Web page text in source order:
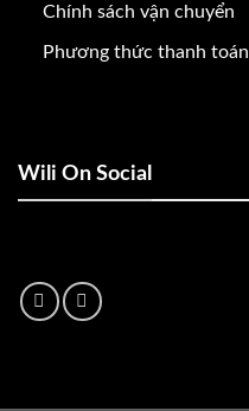
Chính sách vận chuyển
Phương thức thanh toán
Wili On Social